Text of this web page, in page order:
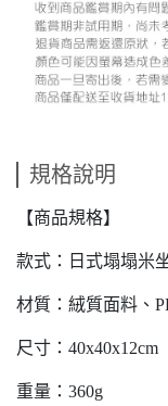
規格說明
【商品規格】
款式：日式塌塌米
材質：絨質面料、
尺寸：40x40x12cm
重量：360g